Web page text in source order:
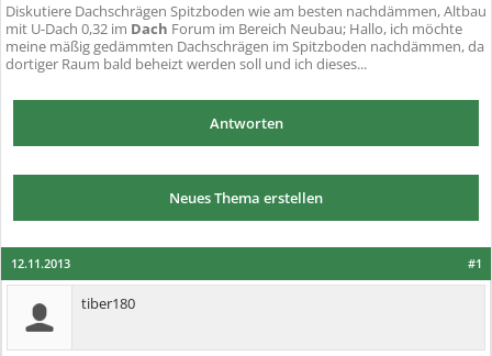
Diskutiere Dachschrägen Spitzboden wie am besten nachdämmen, Altbau
mit U-Dach 0,32 im Dach Forum im Bereich Neubau; Hallo, ich möchte
meine mäßig gedämmten Dachschrägen im Spitzboden nachdämmen, da
dortiger Raum bald beheizt werden soll und ich dieses...
Antworten
Neues Thema erstellen
#1
12.11.2013
tiber180